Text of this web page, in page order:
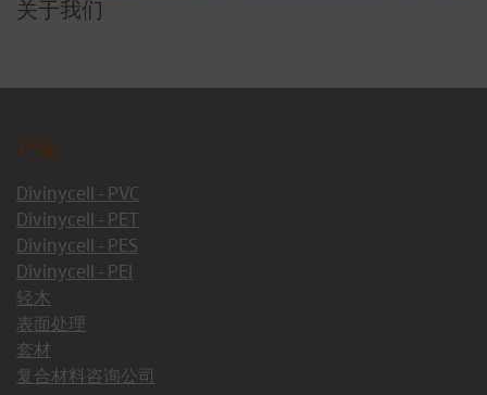
关于我们
产品
Divinycell - PVC
Divinycell - PET
Divinycell - PES
Divinycell - PEI
轻木
表面处理
套材
复合材料咨询公司